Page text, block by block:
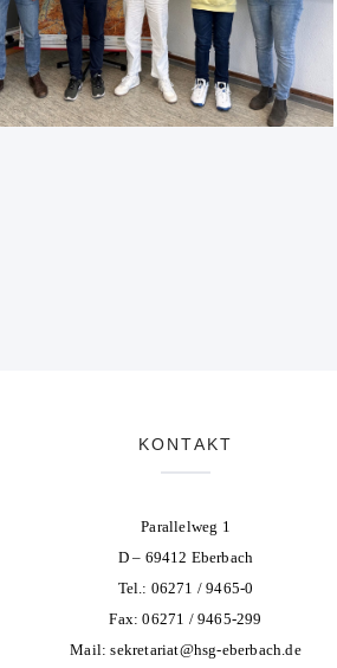
KONTAKT
Parallelweg 1
D – 69412 Eberbach
Tel.: 06271 / 9465-0
Fax: 06271 / 9465-299
Mail:sekretariat@hsg-eberbach.de